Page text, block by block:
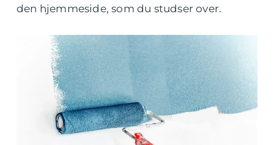
den hjemmeside, som du studser over.